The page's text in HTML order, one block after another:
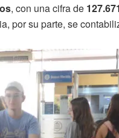
, con una cifra de
por su parte, se